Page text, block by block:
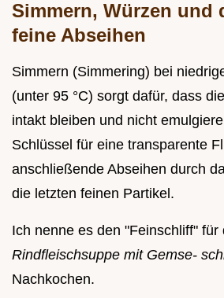
Simmern, Würzen und
feine Abseihen
Simmern (Simmering) bei
(unter 95 °C) sorgt dafür, dass
intakt bleiben und nicht
Schlüssel für eine transparente
anschließende Abseihen durch
die letzten feinen Partikel.
Ich nenne es den "Feinschliff" für
Rindfleischsuppe mit Gemse-
Nachkochen.